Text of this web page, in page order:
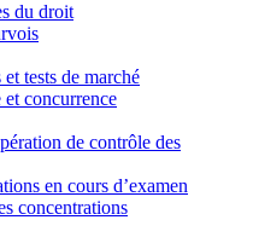
du droit
tests de marché
concurrence
de contrôle des
en cours d’examen
concentrations